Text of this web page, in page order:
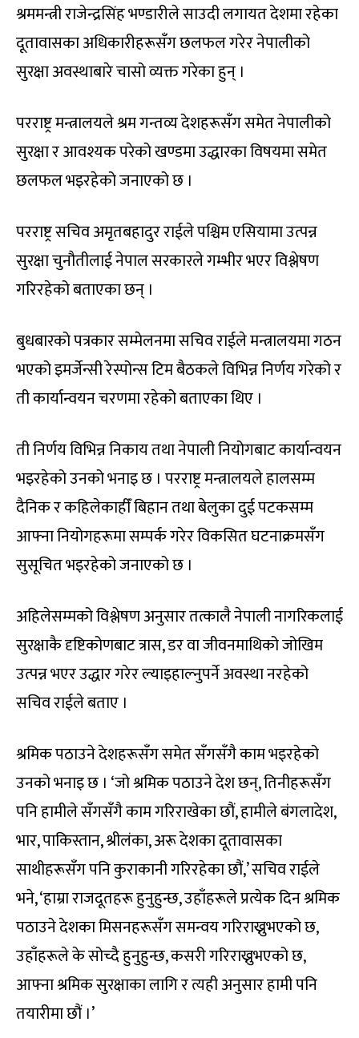
श्रममन्त्री राजेन्द्रसिंह भण्डारीले साउदी लगायत देशमा रहेका
दूतावासका अधिकारीहरूसँग छलफल गरेर नेपालीको
सुरक्षा अवस्थाबारे चासो व्यक्त गरेका हुन् ।
परराष्ट्र मन्त्रालयले श्रम गन्तव्य देशहरूसँग समेत नेपालीको
सुरक्षा र आवश्यक परेको खण्डमा उद्धारका विषयमा समेत
छलफल भइरहेको जनाएको छ ।
परराष्ट्र सचिव अमृतबहादुर राईले पश्चिम एसियामा उत्पन्न
सुरक्षा चुनौतीलाई नेपाल सरकारले गम्भीर भएर विश्लेषण
गरिरहेको बताएका छन् ।
बुधबारको पत्रकार सम्मेलनमा सचिव राईले मन्त्रालयमा गठन
भएको इमर्जेन्सी रेस्पोन्स टिम बैठकले विभिन्न निर्णय गरेको र
ती कार्यान्वयन चरणमा रहेको बताएका थिए ।
ती निर्णय विभिन्न निकाय तथा नेपाली नियोगबाट कार्यान्वयन
भइरहेको उनको भनाइ छ । परराष्ट्र मन्त्रालयले हालसम्म
दैनिक र कहिलेकाहीँ बिहान तथा बेलुका दुई पटकसम्म
आफ्ना नियोगहरूमा सम्पर्क गरेर विकसित घटनाक्रमसँग
सुसूचित भइरहेको जनाएको छ ।
अहिलेसम्मको विश्लेषण अनुसार तत्कालै नेपाली नागरिकलाई
सुरक्षाकै दृष्टिकोणबाट त्रास, डर वा जीवनमाथिको जोखिम
उत्पन्न भएर उद्धार गरेर ल्याइहाल्नुपर्ने अवस्था नरहेको
सचिव राईले बताए ।
श्रमिक पठाउने देशहरूसँग समेत सँगसँगै काम भइरहेको
उनको भनाइ छ । ‘जो श्रमिक पठाउने देश छन्, तिनीहरूसँग
पनि हामीले सँगसँगै काम गरिराखेका छौं, हामीले बंगलादेश,
भार, पाकिस्तान, श्रीलंका, अरू देशका दूतावासका
साथीहरूसँग पनि कुराकानी गरिरहेका छौं,’ सचिव राईले
भने, ‘हाम्रा राजदूतहरू हुनुहुन्छ, उहाँहरूले प्रत्येक दिन श्रमिक
पठाउने देशका मिसनहरूसँग समन्वय गरिराख्नुभएको छ,
उहाँहरूले के सोच्दै हुनुहुन्छ, कसरी गरिराख्नुभएको छ,
आफ्ना श्रमिक सुरक्षाका लागि र त्यही अनुसार हामी पनि
तयारीमा छौं ।’